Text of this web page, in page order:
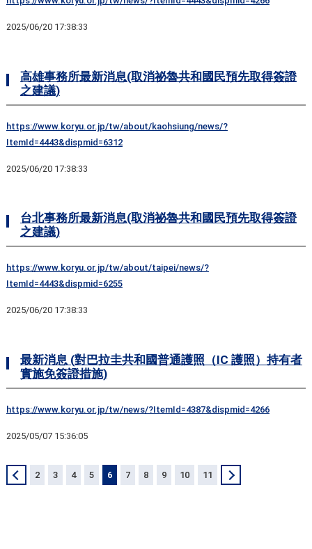
2025/06/20 17:38:33
高雄事務所最新消息(取消祕魯共和國民預先取得簽證
之建議)
https://www.koryu.or.jp/tw/about/kaohsiung/news/?
ItemId=4443&dispmid=6312
2025/06/20 17:38:33
台北事務所最新消息(取消祕魯共和國民預先取得簽證
之建議)
https://www.koryu.or.jp/tw/about/taipei/news/?
ItemId=4443&dispmid=6255
2025/06/20 17:38:33
最新消息 (對巴拉圭共和國普通護照（IC 護照）持有者
實施免簽證措施)
https://www.koryu.or.jp/tw/news/?ItemId=4387&dispmid=4266
2025/05/07 15:36:05
2 3 4 5 6 7 8 9 10 11